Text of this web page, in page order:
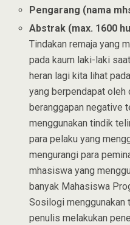
Pengarang (nama
Abstrak (max. 1600
Tindakan remaja yang
pada kaum laki-laki
heran lagi kita lihat
yang berpendapat oleh
beranggapan negative
menggunakan tindik
para pelaku yang
mengurangi para
mhasiswa yang
banyak Mahasiswa
Sosilogi menggunakan
penulis melakukan